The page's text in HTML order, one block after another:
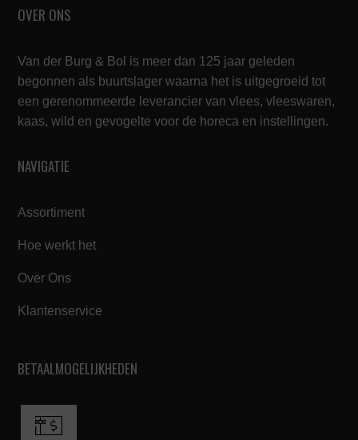
OVER ONS
Van der Burg & Bol is meer dan 125 jaar geleden
begonnen als buurtslager waarna het is uitgegroeid tot
een gerenommeerde leverancier van vlees, vleeswaren,
kaas, wild en gevogelte voor de horeca en instellingen.
NAVIGATIE
Assortiment
Hoe werkt het
Over Ons
Klantenservice
BETAALMOGELIJKHEDEN